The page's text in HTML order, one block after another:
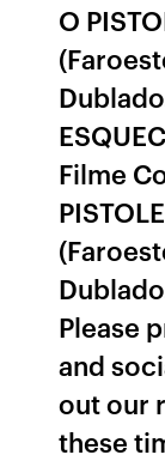
O
Filme
Please
and
out our
these